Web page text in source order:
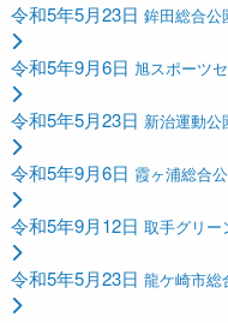
令和5年5月23日 鉾田総合公
令和5年9月6日 旭スポーツ
令和5年5月23日 新治運動公
令和5年9月6日 霞ヶ浦総合
令和5年9月12日 取手グリー
令和5年5月23日 龍ケ崎市総